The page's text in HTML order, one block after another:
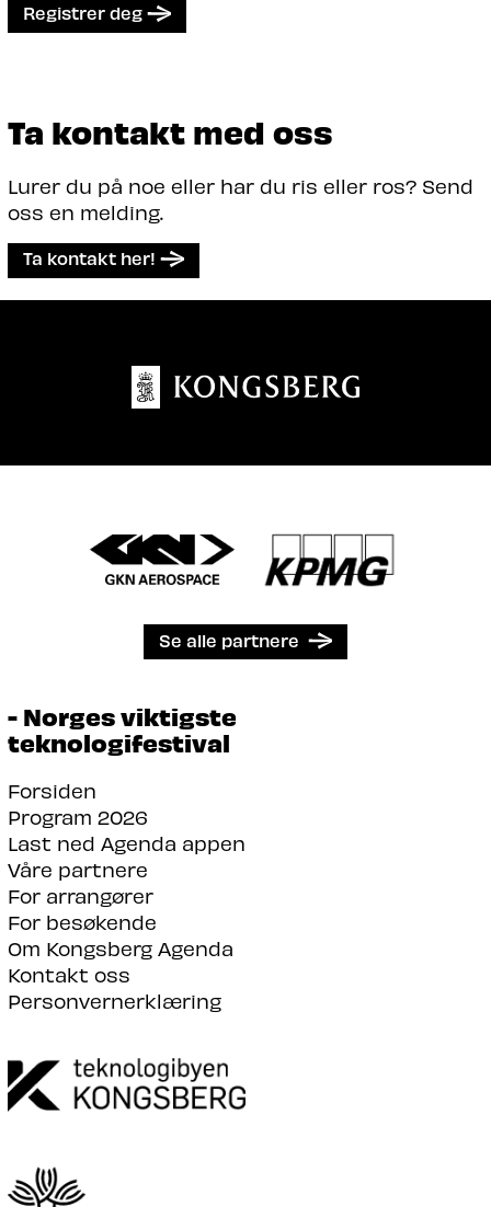
Registrer deg
Ta kontakt med oss
Lurer du på noe eller har du ris eller ros? Send
oss en melding.
Ta kontakt her!
Se alle partnere
- Norges viktigste
teknologifestival
Forsiden
Program 2026
Last ned Agenda appen
Våre partnere
For arrangører
For besøkende
Om Kongsberg Agenda
Kontakt oss
Personvernerklæring